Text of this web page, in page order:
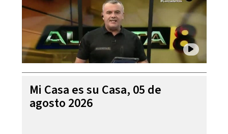
Mi Casa es su Casa, 05 de
agosto 2026